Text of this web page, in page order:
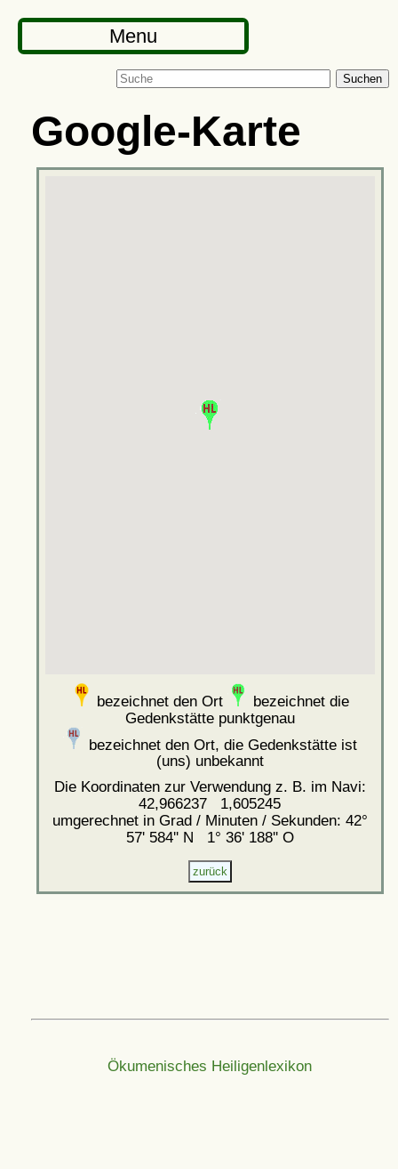
Menu
Suchen
Google-Karte
bezeichnet den Ort
bezeichnet die
Gedenkstätte punktgenau
bezeichnet den Ort, die Gedenkstätte ist
(uns) unbekannt
Die Koordinaten zur Verwendung z. B. im Navi:
42,966237 1,605245
umgerechnet in Grad / Minuten / Sekunden: 42°
57' 584'' N 1° 36' 188'' O
Ökumenisches Heiligenlexikon